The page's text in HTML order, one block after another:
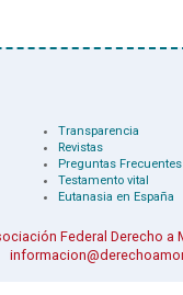
Transparencia
Revistas
Preguntas Frecuentes
Testamento vital
Eutanasia en España
Federal Derecho a